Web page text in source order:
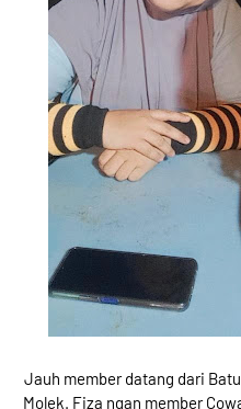
Jauh member datang dari
Molek. Fiza ngan member